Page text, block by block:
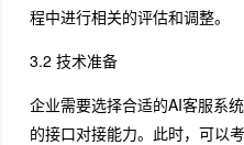
程中进行相关的评估和调整。
3.2 技术准备
企业需要选择合适的AI客服系
的接口对接能力。此时，可以